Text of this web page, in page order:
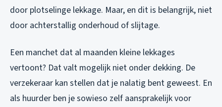
door plotselinge lekkage. Maar, en dit is belangrijk, niet
door achterstallig onderhoud of slijtage.
Een manchet dat al maanden kleine lekkages
vertoont? Dat valt mogelijk niet onder dekking. De
verzekeraar kan stellen dat je nalatig bent geweest. En
als huurder ben je sowieso zelf aansprakelijk voor